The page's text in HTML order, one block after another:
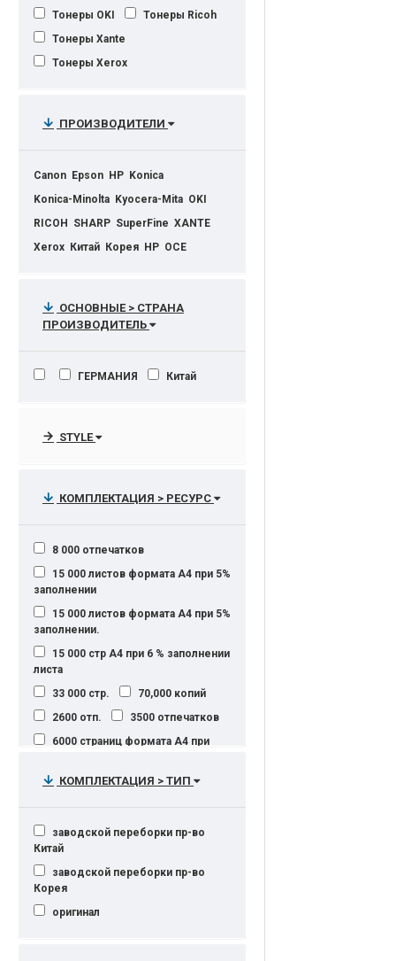
Тонеры OKI
Тонеры Ricoh
Тонеры Xante
Тонеры Xerox
ПРОИЗВОДИТЕЛИ
Canon Epson HP Konica
Konica-Minolta Kyocera-Mita OKI
RICOH
SHARP SuperFine XANTE
Xerox Китай Корея НР OCE
ОСНОВНЫЕ > СТРАНА
ПРОИЗВОДИТЕЛЬ
ГЕРМАНИЯ Китай
STYLE
КОМПЛЕКТАЦИЯ > РЕСУРС
8 000 отпечатков
15 000 листов формата А4 при 5%
заполнении
15 000 листов формата А4 при 5%
заполнении.
15 000 стр А4 при 6 % заполнении
листа
33 000 стр.
70,000 копий
2600 отп.
3500 отпечатков
6000 страниц формата A4 при
12000 страниц формата A4 при
формата А4, при 5%
КОМПЛЕКТАЦИЯ > ТИП
заводской переборки пр-во
Китай
заводской переборки пр-во
Корея
оригинал